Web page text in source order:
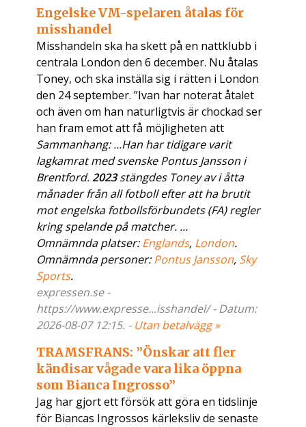
Engelske VM-spelaren åtalas för
misshandel
Misshandeln ska ha skett på en nattklubb i
centrala London den 6 december. Nu åtalas
Toney, och ska inställa sig i rätten i London
den 24 september. ”Ivan har noterat åtalet
och även om han naturligtvis är chockad ser
han fram emot att få möjligheten att
Sammanhang: ...Han har tidigare varit
lagkamrat med svenske Pontus Jansson i
Brentford.2023stängdes Toney av i åtta
månader från all fotboll efter att ha brutit
mot engelska fotbollsförbundets (FA) regler
kring spelande på matcher. ...
Omnämnda platser:Englands, London.
Omnämnda personer:Pontus Jansson, Sky
Sports.
expressen.se -
https://www.expresse...isshandel/ - Datum:
2026-08-07 12:15. - Utan betalvägg »
TRAMSFRANS: ”Önskar att fler
kändisar vågade vara lika öppna
som Bianca Ingrosso”
Jag har gjort ett försök att göra en tidslinje
för Biancas Ingrossos kärleksliv de senaste